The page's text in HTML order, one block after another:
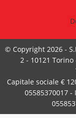
© Copyright 2026 -
2 - 10121 Torino
Capitale sociale €
05585370017